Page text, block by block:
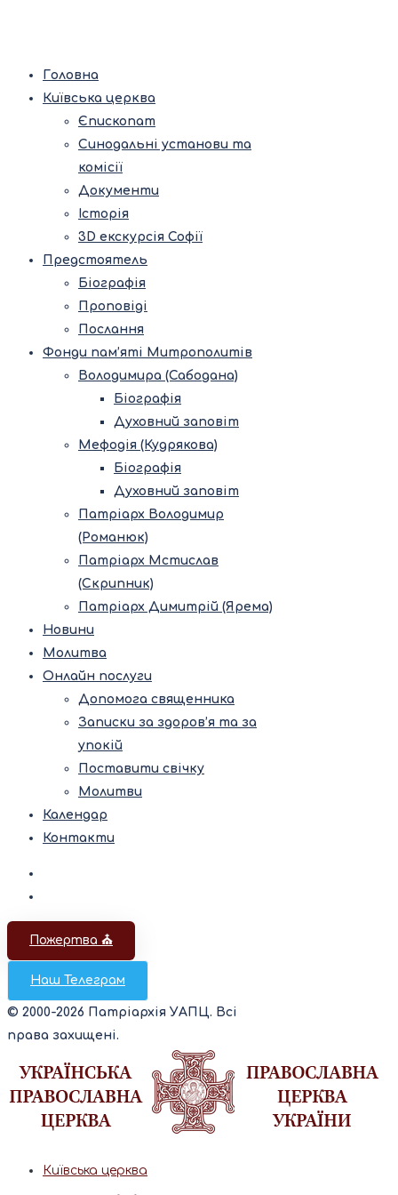
Головна
Київська церква
Єпископат
Синодальні установи та
комісії
Документи
Історія
3D екскурсія Софії
Предстоятель
Біографія
Проповіді
Послання
Фонди пам’яті Митрополитів
Володимира (Сабодана)
Біографія
Духовний заповіт
Мефодія (Кудрякова)
Біографія
Духовний заповіт
Патріарх Володимир
(Романюк)
Патріарх Мстислав
(Скрипник)
Патріарх Димитрій (Ярема)
Новини
Молитва
Онлайн послуги
Допомога священника
Записки за здоров’я та за
упокій
Поставити свічку
Молитви
Календар
Контакти
Пожертва ⛪️
Наш Телеграм
© 2000-2026 Патріархія УАПЦ. Всі
права захищені.
Київська церква